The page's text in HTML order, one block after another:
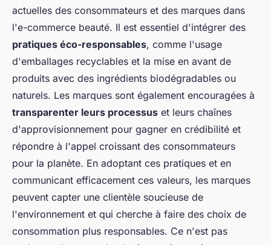
actuelles des consommateurs et des marques dans
l'e-commerce beauté. Il est essentiel d'intégrer des
pratiques éco-responsables, comme l'usage
d'emballages recyclables et la mise en avant de
produits avec des ingrédients biodégradables ou
naturels. Les marques sont également encouragées à
transparenter leurs processus et leurs chaînes
d'approvisionnement pour gagner en crédibilité et
répondre à l'appel croissant des consommateurs
pour la planète. En adoptant ces pratiques et en
communicant efficacement ces valeurs, les marques
peuvent capter une clientèle soucieuse de
l'environnement et qui cherche à faire des choix de
consommation plus responsables. Ce n'est pas